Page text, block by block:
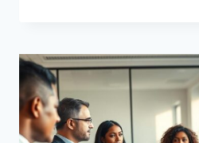
MEDICOS:
COM
AMPLA
MÉDICA